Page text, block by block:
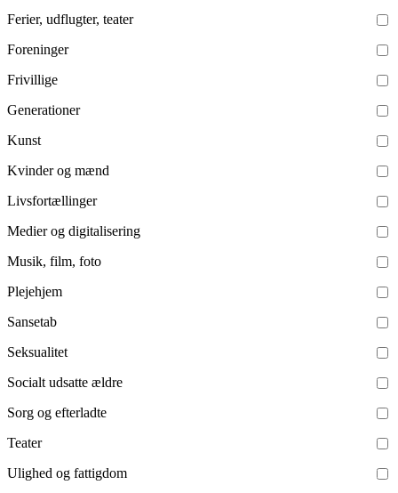
Ferier, udflugter, teater
Foreninger
Frivillige
Generationer
Kunst
Kvinder og mænd
Livsfortællinger
Medier og digitalisering
Musik, film, foto
Plejehjem
Sansetab
Seksualitet
Socialt udsatte ældre
Sorg og efterladte
Teater
Ulighed og fattigdom